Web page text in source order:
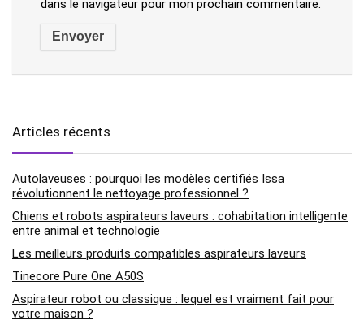
dans le navigateur pour mon prochain commentaire.
Articles récents
Autolaveuses : pourquoi les modèles certifiés Issa
révolutionnent le nettoyage professionnel ?
Chiens et robots aspirateurs laveurs : cohabitation intelligente
entre animal et technologie
Les meilleurs produits compatibles aspirateurs laveurs
Tinecore Pure One A50S
Aspirateur robot ou classique : lequel est vraiment fait pour
votre maison ?